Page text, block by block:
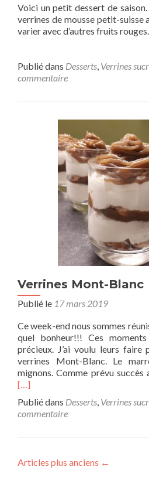
Voici un petit dessert de
verrines de mousse petit-suisse
varier avec d’autres fruits
Publié dans Desserts, Verrines
commentaire
Verrines Mont-Blanc
Publié le 17 mars 2019
Ce week-end nous sommes
quel bonheur!!! Ces
précieux. J’ai voulu leurs faire
verrines Mont-Blanc. Le
mignons. Comme prévu succès
[…]
Publié dans Desserts, Verrines
commentaire
Articles plus anciens ←